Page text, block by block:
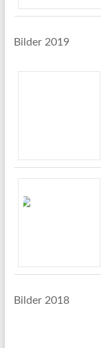
Bilder 2019
Bilder 2018